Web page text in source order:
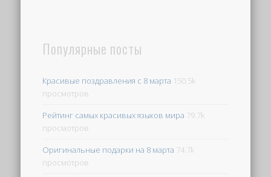
Популярные посты
Красивые поздравления с 8 марта 150.5k
просмотров
Рейтинг самых красивых языков мира 79.7k
просмотров
Оригинальные подарки на 8 марта 74.7k
просмотров